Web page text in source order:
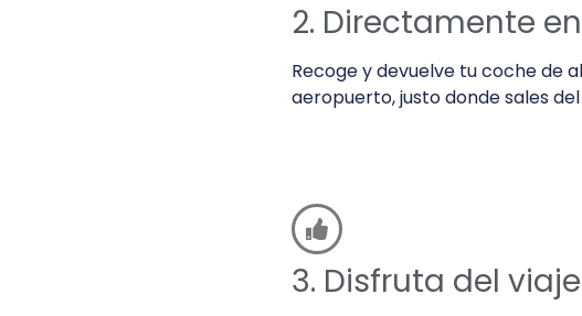
2. Directamente
Recoge y devuelve tu coche de
aeropuerto, justo donde sales
3. Disfruta del viaje